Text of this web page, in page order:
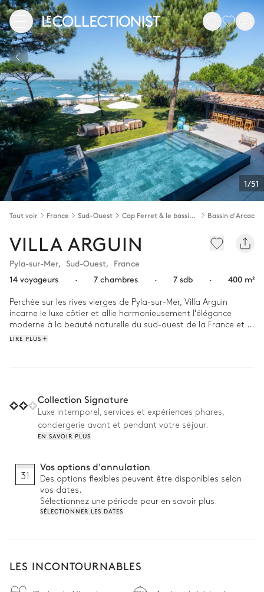
1/51
Tout voir France Sud-Ouest Cap Ferret & le bassin d'Arcachon Bassin
VILLA ARGUIN
Pyla-sur-Mer, Sud-Ouest, France
14 voyageurs
· 7 chambres · 7 sdb · 400 m²
Perchée sur les rives vierges de Pyla-sur-Mer, Villa Arguin
incarne le luxe côtier et allie harmonieusement l'élégance
moderne à la beauté naturelle du sud-ouest de la France et
offre des vues panoramiques sur la mer qui captivent les sens.
la salle de sport bien équipée. Le soir venu, détendez-vous
dans le jacuzzi en admirant le coucher de soleil à couper le
souffle, et savourez un repas préparé sur le barbecue, en
LIRE PLUS
Collection Signature
Luxe intemporel, services et expériences phares,
conciergerie avant et pendant votre séjour.
EN SAVOIR PLUS
31
Vos options d'annulation
Des options flexibles peuvent être disponibles selon
vos dates.
Sélectionnez une période pour en savoir plus.
SÉLECTIONNER LES DATES
LES INCONTOURNABLES